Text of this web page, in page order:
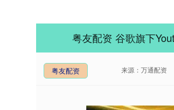
粤友配资 谷歌旗下
粤友配资 来源：万通配资